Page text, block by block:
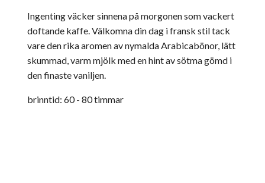
Ingenting väcker sinnena på morgonen som vackert
doftande kaffe. Välkomna din dag i fransk stil tack
vare den rika aromen av nymalda Arabicabönor, lätt
skummad, varm mjölk med en hint av sötma gömd i
den finaste vaniljen.
brinntid: 60 - 80 timmar